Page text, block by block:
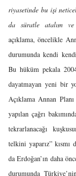
riyasetinde bu işi
da süratle atalım
açıklama, öncelikle
durumunda kendi
Bu hüküm pekala
dayatmayan yeni bir
Açıklama Annan
yapılan çağrı
tekrarlanacağı
telkini yaparız”
da Erdoğan’ın daha
durumunda